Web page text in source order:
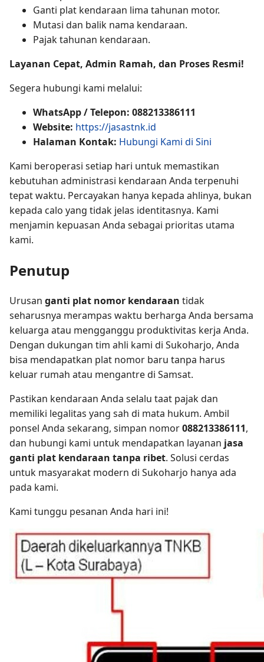
Ganti plat kendaraan lima tahunan motor.
Mutasi dan balik nama kendaraan.
Pajak tahunan kendaraan.
Layanan Cepat, Admin Ramah, dan Proses Resmi!
Segera hubungi kami melalui:
WhatsApp / Telepon: 088213386111
Website: https://jasastnk.id
Halaman Kontak: Hubungi Kami di Sini
Kami beroperasi setiap hari untuk memastikan
kebutuhan administrasi kendaraan Anda terpenuhi
tepat waktu. Percayakan hanya kepada ahlinya, bukan
kepada calo yang tidak jelas identitasnya. Kami
menjamin kepuasan Anda sebagai prioritas utama
kami.
Penutup
Urusan ganti plat nomor kendaraan tidak
seharusnya merampas waktu berharga Anda bersama
keluarga atau mengganggu produktivitas kerja Anda.
Dengan dukungan tim ahli kami di Sukoharjo, Anda
bisa mendapatkan plat nomor baru tanpa harus
keluar rumah atau mengantre di Samsat.
Pastikan kendaraan Anda selalu taat pajak dan
memiliki legalitas yang sah di mata hukum. Ambil
ponsel Anda sekarang, simpan nomor088213386111,
dan hubungi kami untuk mendapatkan layanan jasa
ganti plat kendaraan tanpa ribet. Solusi cerdas
untuk masyarakat modern di Sukoharjo hanya ada
pada kami.
Kami tunggu pesanan Anda hari ini!